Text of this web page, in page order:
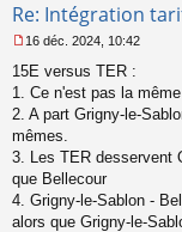
Re: Intégration
e
s
s
g
e
n
o
16 déc. 2024, 10:42
15E versus TER :
1. Ce n'est pas la
2. A part Grigny-le-
mêmes.
3. Les TER desservent
que Bellecour
4. Grigny-le-Sablon -
alors que Grigny-le-